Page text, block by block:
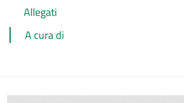
Allegati
A cura di